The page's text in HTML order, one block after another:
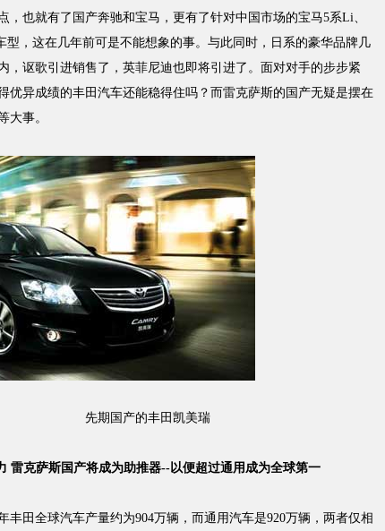
，也就有了国产奔驰和宝马，更有了针对中国市场的宝马5系Li、
型，这在几年前可是不能想象的事。与此同时，日系的豪华品牌几
，讴歌引进销售了，英菲尼迪也即将引进了。面对对手的步步紧
优异成绩的丰田汽车还能稳得住吗？而雷克萨斯的国产无疑是摆在
大事。
先期国产的丰田凯美瑞
克萨斯国产将成为助推器--以便超过通用成为全球第一
田全球汽车产量约为904万辆，而通用汽车是920万辆，两者仅相